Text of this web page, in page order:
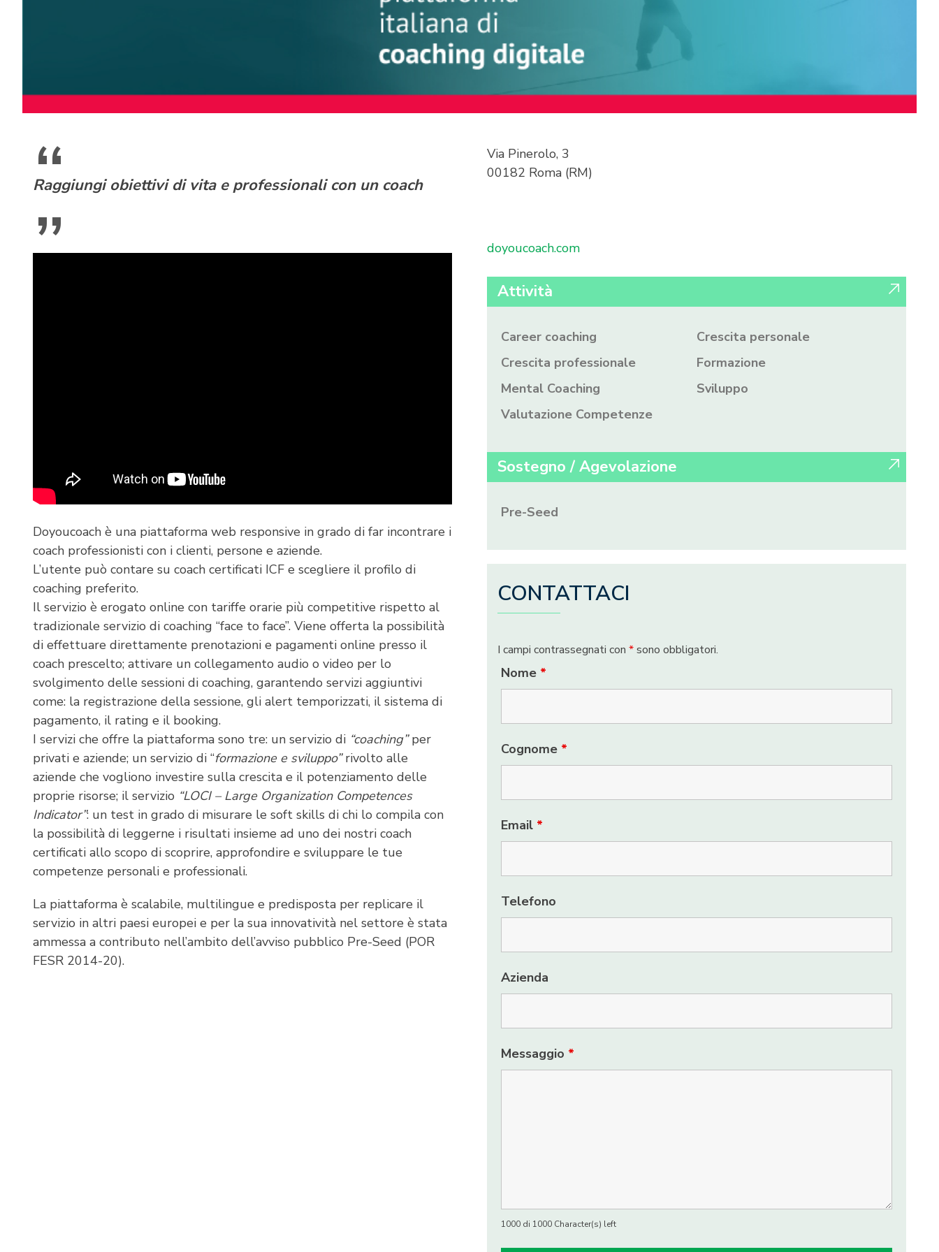
Raggiungi obiettivi di vita e professionali con un coach
Doyoucoach è una piattaforma web responsive in grado di far incontrare i
coach professionisti con i clienti, persone e aziende.
L’utente può contare su coach certificati ICF e scegliere il profilo di
coaching preferito.
Il servizio è erogato online con tariffe orarie più competitive rispetto al
tradizionale servizio di coaching “face to face”. Viene offerta la possibilità
di effettuare direttamente prenotazioni e pagamenti online presso il
coach prescelto; attivare un collegamento audio o video per lo
svolgimento delle sessioni di coaching, garantendo servizi aggiuntivi
come: la registrazione della sessione, gli alert temporizzati, il sistema di
pagamento, il rating e il booking.
I servizi che offre la piattaforma sono tre: un servizio di “coaching”per
privati e aziende; un servizio di “formazione e sviluppo”rivolto alle
aziende che vogliono investire sulla crescita e il potenziamento delle
proprie risorse; il servizio “LOCI – Large Organization Competences
Indicator”: un test in grado di misurare le soft skills di chi lo compila con
la possibilità di leggerne i risultati insieme ad uno dei nostri coach
certificati allo scopo di scoprire, approfondire e sviluppare le tue
competenze personali e professionali.
La piattaforma è scalabile, multilingue e predisposta per replicare il
servizio in altri paesi europei e per la sua innovatività nel settore è stata
ammessa a contributo nell’ambito dell’avviso pubblico Pre-Seed (POR
FESR 2014-20).
Via Pinerolo, 3
00182 Roma (RM)
doyoucoach.com
Attività
Career coaching
Crescita personale
Crescita professionale
Formazione
Mental Coaching
Sviluppo
Valutazione Competenze
Sostegno / Agevolazione
Pre-Seed
CONTATTACI
I campi contrassegnati con *sono obbligatori.
Nome *
Cognome *
Email *
Telefono
Azienda
Messaggio *
1000 di 1000 Character(s) left